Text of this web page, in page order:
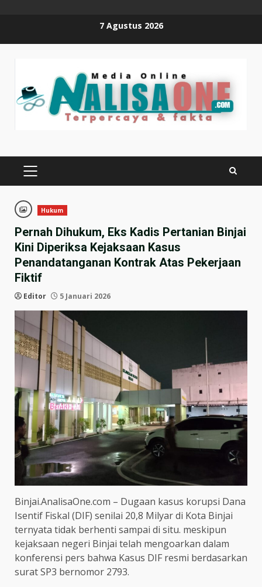
7 Agustus 2026
PRIMARY
Hukum
Pernah Dihukum, Eks Kadis Pertanian Binjai
Kini Diperiksa Kejaksaan Kasus
Penandatanganan Kontrak Atas Pekerjaan
Fiktif
Editor 5 Januari 2026
Binjai.AnalisaOne.com – Dugaan kasus korupsi Dana
Isentif Fiskal (DIF) senilai 20,8 Milyar di Kota Binjai
ternyata tidak berhenti sampai di situ. meskipun
kejaksaan negeri Binjai telah mengoarkan dalam
konferensi pers bahwa Kasus DIF resmi berdasarkan
surat SP3 bernomor 2793.